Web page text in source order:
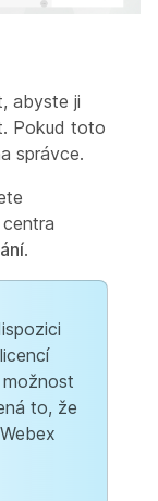
abyste ji
Pokud toto
správce.
.
možnost
to, že